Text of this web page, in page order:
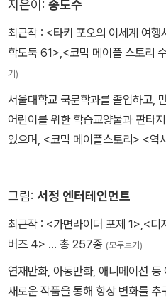
지은이: 송도수
최근작 : <타키 포오의 이세계 여행
학도둑 61>,<코믹 메이플 스토리
기)
서울대학교 국문학과를 졸업하고,
어린이를 위한 학습교양물과 판타
있으며, <코믹 메이플스토리> <역
그림: 서정 엔터테인먼트
최근작 : <가면라이더 포제 1>,<디
버즈 4> … 총 257종 (모두보기)
연재만화, 아동만화, 애니메이션 등
새로운 작품을 통해 항상 변화를